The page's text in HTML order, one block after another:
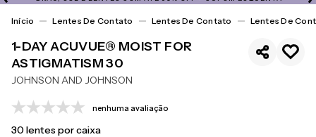
Lentes De Contato Lentes De Contato Lentes De
1-DAY ACUVUE® MOIST FOR
ASTIGMATISM 30
JOHNSON AND JOHNSON
nenhuma avaliação
30lentes por caixa